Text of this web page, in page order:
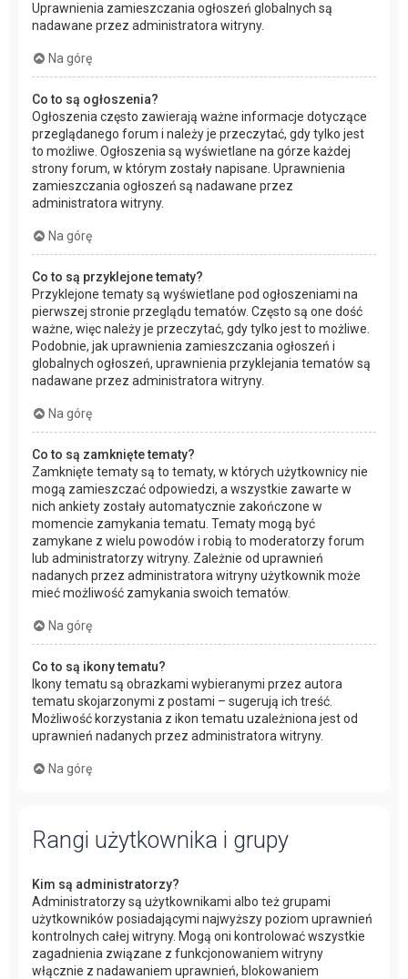
Uprawnienia zamieszczania ogłoszeń globalnych są
nadawane przez administratora witryny.
Na górę
Co to są ogłoszenia?
Ogłoszenia często zawierają ważne informacje dotyczące
przeglądanego forum i należy je przeczytać, gdy tylko jest
to możliwe. Ogłoszenia są wyświetlane na górze każdej
strony forum, w którym zostały napisane. Uprawnienia
zamieszczania ogłoszeń są nadawane przez
administratora witryny.
Na górę
Co to są przyklejone tematy?
Przyklejone tematy są wyświetlane pod ogłoszeniami na
pierwszej stronie przeglądu tematów. Często są one dość
ważne, więc należy je przeczytać, gdy tylko jest to możliwe.
Podobnie, jak uprawnienia zamieszczania ogłoszeń i
globalnych ogłoszeń, uprawnienia przyklejania tematów są
nadawane przez administratora witryny.
Na górę
Co to są zamknięte tematy?
Zamknięte tematy są to tematy, w których użytkownicy nie
mogą zamieszczać odpowiedzi, a wszystkie zawarte w
nich ankiety zostały automatycznie zakończone w
momencie zamykania tematu. Tematy mogą być
zamykane z wielu powodów i robią to moderatorzy forum
lub administratorzy witryny. Zależnie od uprawnień
nadanych przez administratora witryny użytkownik może
mieć możliwość zamykania swoich tematów.
Na górę
Co to są ikony tematu?
Ikony tematu są obrazkami wybieranymi przez autora
tematu skojarzonymi z postami – sugerują ich treść.
Możliwość korzystania z ikon tematu uzależniona jest od
uprawnień nadanych przez administratora witryny.
Na górę
Rangi użytkownika i grupy
Kim są administratorzy?
Administratorzy są użytkownikami albo też grupami
użytkowników posiadającymi najwyższy poziom uprawnień
kontrolnych całej witryny. Mogą oni kontrolować wszystkie
zagadnienia związane z funkcjonowaniem witryny
włącznie z nadawaniem uprawnień, blokowaniem